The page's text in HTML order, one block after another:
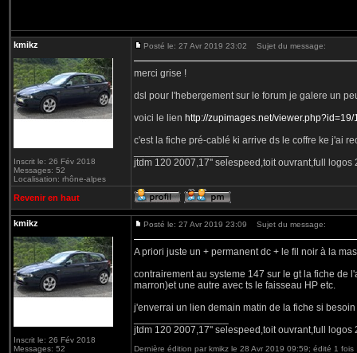
kmikz
Inscrit le: 26 Fév 2018
Messages: 52
Localisation: rhône-alpes
Posté le: 27 Avr 2019 23:02 Sujet du message:
merci grise !
dsl pour l'hebergement sur le forum je galere un
voici le lien http://zupimages.net/
c'est la fiche pré-cablé ki arrive ds le coffre ke j'ai
jtdm 120 2007,17'' selespeed,toit ouvrant,full
Revenir en haut
kmikz
Inscrit le: 26 Fév 2018
Messages: 52
Posté le: 27 Avr 2019 23:09 Sujet du message:
A priori juste un + permanent dc + le fil noir à la
contrairement au systeme 147 sur le gt la fiche de
marron)et une autre avec ts le faisseau HP etc.
j'enverrai un lien demain matin de la fiche si besoin
jtdm 120 2007,17'' selespeed,toit ouvrant,full
Dernière édition par kmikz le 28 Avr 2019 09:59; édité 1 fois